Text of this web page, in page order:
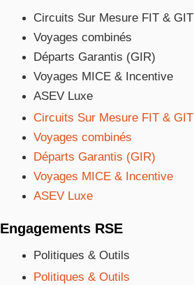
Circuits Sur Mesure FIT & GIT
Voyages combinés
Départs Garantis (GIR)
Voyages MICE & Incentive
ASEV Luxe
Circuits Sur Mesure FIT & GIT
Voyages combinés
Départs Garantis (GIR)
Voyages MICE & Incentive
ASEV Luxe
Engagements RSE
Politiques & Outils
Politiques & Outils